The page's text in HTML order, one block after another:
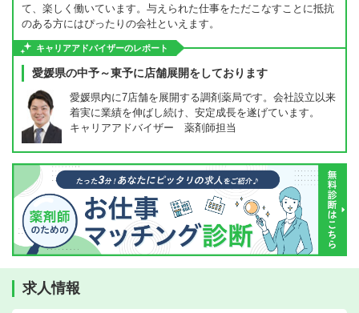
て、楽しく働いています。与えられた仕事をただこなすことに抵抗
のある方にはぴったりの会社といえます。
キャリアアドバイザーのレポート
愛媛県の中予～東予に店舗展開をしております
愛媛県内に7店舗を展開する調剤薬局です。会社設立以来
着実に業績を伸ばし続け、安定成長を遂げています。
キャリアアドバイザー 薬剤師担当
求人情報